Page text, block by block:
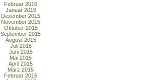
Februar 2016
Januar 2016
Dezember 2015
November 2015
Oktober 2015
September 2015
August 2015
Juli 2015
Juni 2015
Mai 2015
April 2015
März 2015
Februar 2015